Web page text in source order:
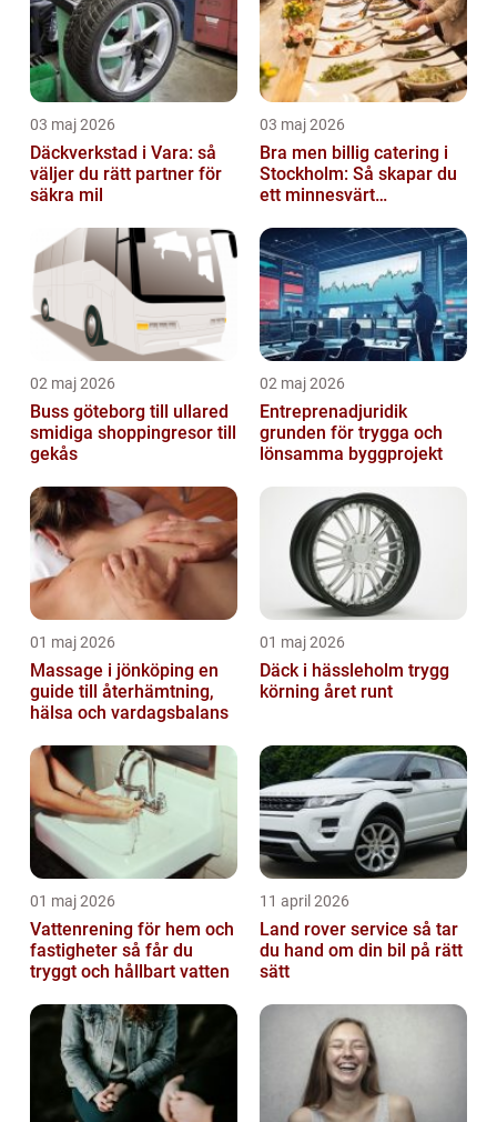
03 maj 2026
Däckverkstad i Vara: så
väljer du rätt partner för
säkra mil
03 maj 2026
Bra men billig catering i
Stockholm: Så skapar du
ett minnesvärt
02 maj 2026
Buss göteborg till ullared
smidiga shoppingresor till
gekås
02 maj 2026
Entreprenadjuridik
grunden för trygga och
lönsamma byggprojekt
01 maj 2026
Massage i jönköping en
guide till återhämtning,
hälsa och vardagsbalans
01 maj 2026
Däck i hässleholm trygg
körning året runt
01 maj 2026
Vattenrening för hem och
fastigheter så får du
tryggt och hållbart vatten
11 april 2026
Land rover service så tar
du hand om din bil på rätt
sätt